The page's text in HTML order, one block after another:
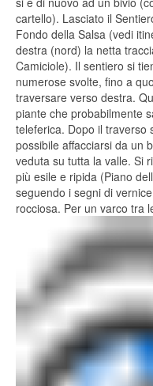
cartello). Lasciato il
Fondo della Salsa (vedi
destra (nord) la netta
Camiciole). Il sentiero si
numerose svolte, fino a
traversare verso destra.
piante che probabilmente
teleferica. Dopo il traverso
possibile affacciarsi da un
veduta su tutta la valle. Si
più esile e ripida (Piano
seguendo i segni di
rocciosa. Per un varco tra